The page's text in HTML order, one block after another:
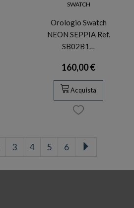
SWATCH
Orologio Swatch
NEON SEPPIA Ref.
SB02B1…
160,00 €
Acquista
3 4 5 6